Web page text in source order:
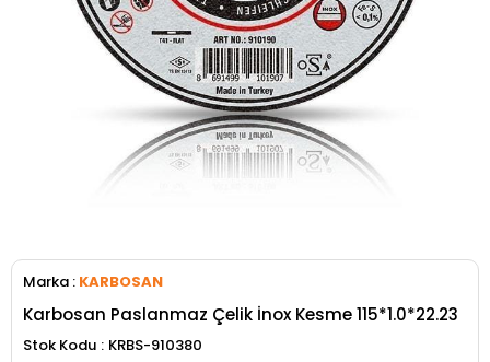
Marka : KARBOSAN
Karbosan Paslanmaz Çelik İnox Kesme 115*1.0*22.23
Stok Kodu
KRBS-910380